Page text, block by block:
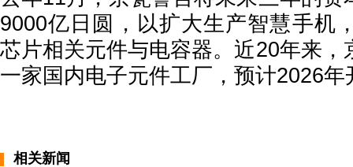
9000亿日圆，以扩大生产智慧手机
芯片相关元件与电容器。近20年来，
一家国内电子元件工厂，预计2026年
相关新闻